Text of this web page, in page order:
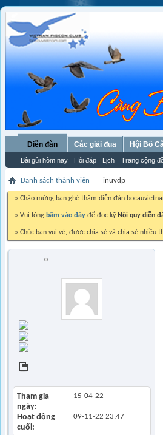
Diễn đàn
Bài gửi hôm nay Hỏi đáp Lịch Trang cộng
Các giải đua Hội Bồ
Danh sách thành viên inuvdp
» Chào mừng bạn ghé thăm diễn đàn
» Vui lòng bấm vào đây để đọc kỹ Nội quy diễn
» Chúc bạn vui vẻ, được chia sẻ và chia sẻ
Tham gia
ngày
15-04-22
Hoạt động
cuối
09-11-22 23:47